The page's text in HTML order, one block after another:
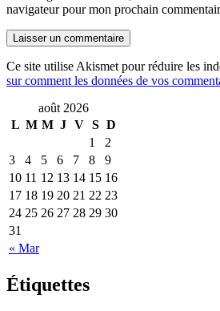
navigateur pour mon prochain
Ce site utilise Akismet pour réduire les
sur comment les données de vos
août 2026
L M M J V S D
« Mar
1
2
3
4 5 6 7 8
9
10 11 12 13 14 15 16
17 18 19 20 21 22 23
24 25 26 27 28 29 30
31
Étiquettes